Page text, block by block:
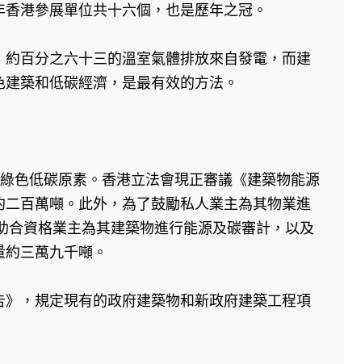
港參展單位共十六個，也是歷年之冠。
百分之六十三的溫室氣體排放來自發電，而建
築和低碳經濟，是最有效的方法。
色低碳原素。香港立法會現正審議《建築物能源
百萬噸。此外，為了鼓勵私人業主為其物業進
資格業主為其建築物進行能源及碳審計，以及
三萬九千噸。
，規定現有的政府建築物和新政府建築工程項